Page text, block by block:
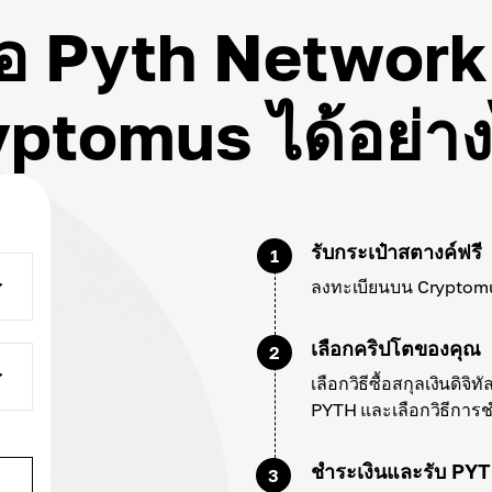
Pyth
ได้อย่า
1 รับกระเป๋าสตางค์ฟรี
ลงทะเบียนบน
2 เลือกคริปโตของคุณ
เลือกวิธีซื้อสกุลเงินดิจิทั
PYTH และเลือกวิธีการ
3 ชำระเงินและรับ